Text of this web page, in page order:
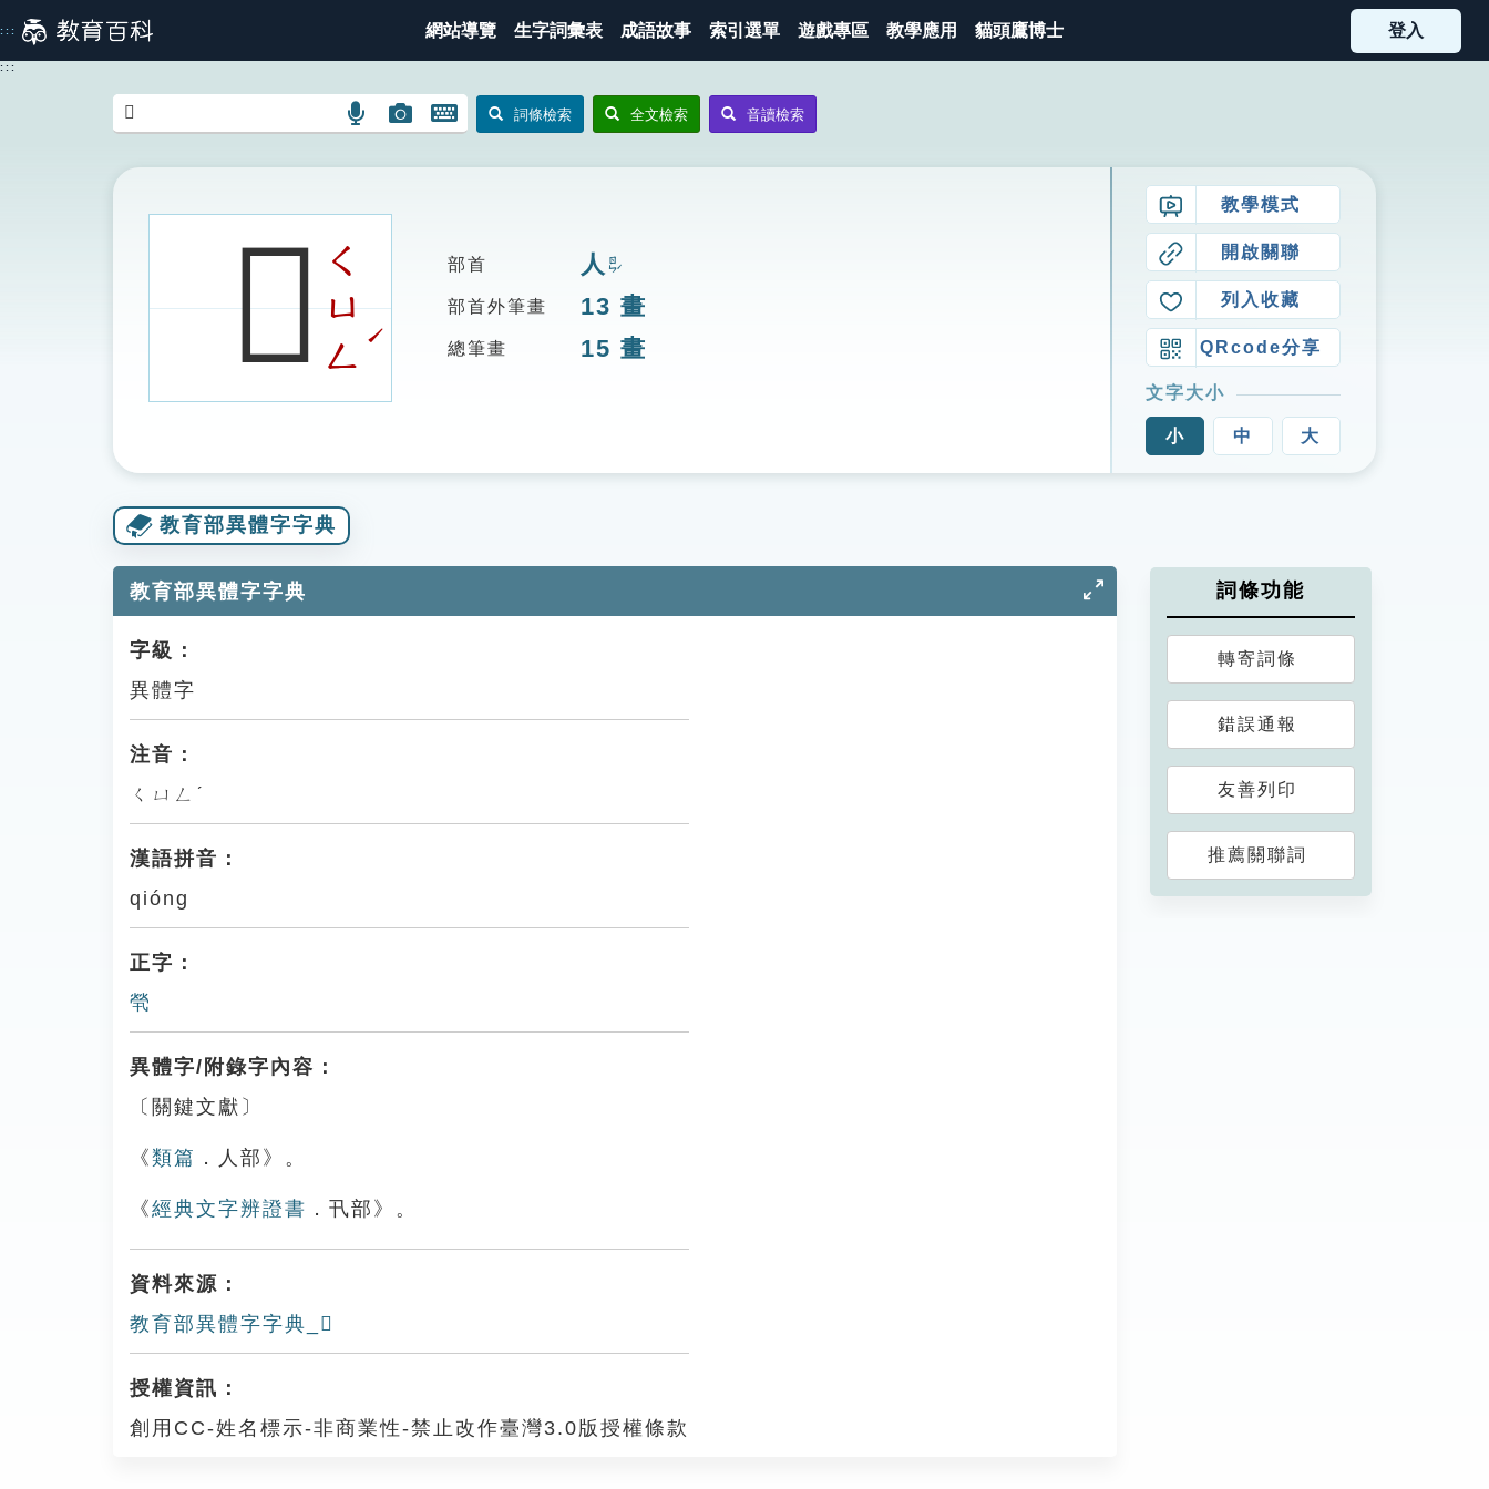
到
主
::: 網站導覽 生字詞彙表 成語故事 索引選單 遊戲專區 教學應用 貓頭鷹博士 登入
:::
語
搜
圖
圖
搜
開
鍵
詞條檢索 全文檢索 音讀檢索
𠎽ㄑ
ㄩ
ㄥ
ˊ
部首 人 ㄖㄣˊ
部首外筆畫 13 畫
總筆畫 15 畫
教學模式
開啟關聯
列入收藏
QRcode分享
文字大小
小 中 大
教育部異體字字典
教育部異體字字典
字級：
異體字
注音：
ㄑㄩㄥˊ
漢語拼音：
qióng
正字：
煢
異體字/附錄字內容：
〔關鍵文獻〕
《類篇 ．人部》。
《經典文字辨證書 ．卂部》。
資料來源：
教育部異體字字典_𠎽
授權資訊：
創用CC-姓名標示-非商業性-禁止改作臺灣3.0版授權條款
詞條功能
轉寄詞條
錯誤通報
友善列印
推薦關聯詞